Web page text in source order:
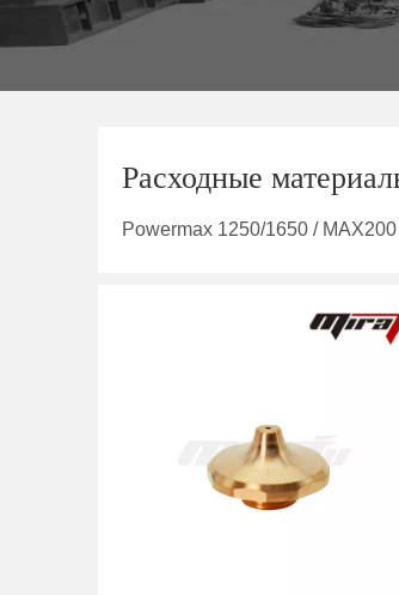
Расходные
Powermax 1250/1650 / MAX200